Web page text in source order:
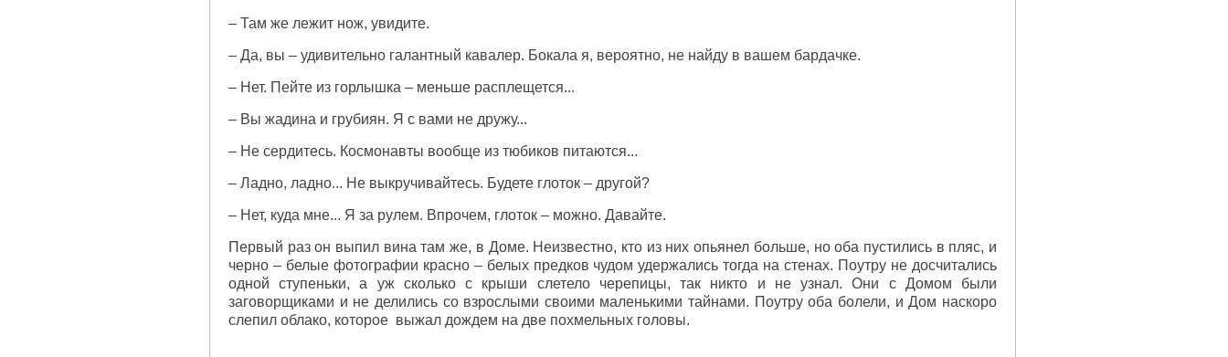
– Там же лежит нож, увидите.
– Да, вы – удивительно галантный кавалер. Бокала я, вероятно, не найду в вашем бардачке.
– Нет. Пейте из горлышка – меньше расплещется...
– Вы жадина и грубиян. Я с вами не дружу...
– Не сердитесь. Космонавты вообще из тюбиков питаются...
– Ладно, ладно... Не выкручивайтесь. Будете глоток – другой?
– Нет, куда мне... Я за рулем. Впрочем, глоток – можно. Давайте.
Первый раз он выпил вина там же, в Доме. Неизвестно, кто из них опьянел больше, но оба пустились в пляс, и
черно – белые фотографии красно – белых предков чудом удержались тогда на стенах. Поутру не досчитались
одной ступеньки, а уж сколько с крыши слетело черепицы, так никто и не узнал. Они с Домом были
заговорщиками и не делились со взрослыми своими маленькими тайнами. Поутру оба болели, и Дом наскоро
слепил облако, которое выжал дождем на две похмельных головы.